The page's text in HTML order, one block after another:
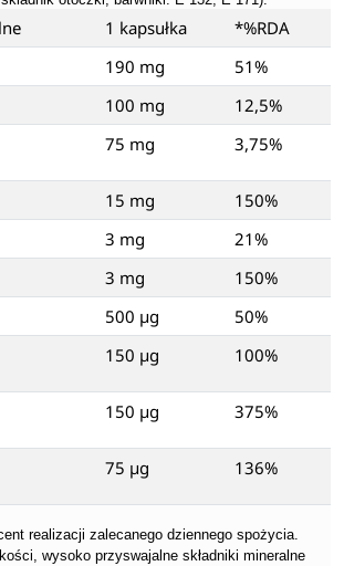
1 kapsułka
*%RDA
190 mg
51%
100 mg
12,5%
75 mg 3,75%
15 mg
150%
3 mg
21%
3 mg
150%
500 µg
50%
150 µg 100%
150 µg 375%
75 µg 136%
realizacji zalecanego dziennego spożycia.
wysoko przyswajalne składniki mineralne